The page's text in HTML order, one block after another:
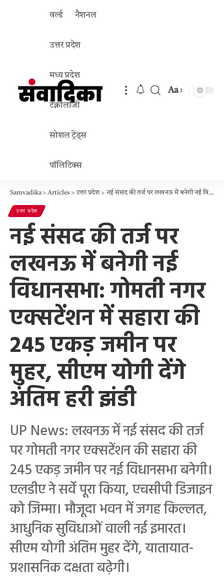
वर्ल्ड नैशनल
उत्तर प्रदेश
मध्य प्रदेश
टेक्नोलॉजी
सोशल ट्रेंड्स
पॉलिटिक्स
Aa
Samvadika>Articles >उत्तर प्रदेश>नई संसद की तर्ज पर लखनऊ में बनेगी नई विधानसभा: गोमती नगर एक्सटेंशन में सहारा की 245 एकड़ जमीन पर मुहर, सीएम योगी देंगे अंतिम हरी झंडी
उत्तर प्रदेश
नई संसद की तर्ज पर
लखनऊ में बनेगी नई
विधानसभा: गोमती नगर
एक्सटेंशन में सहारा की
245 एकड़ जमीन पर
मुहर, सीएम योगी देंगे
अंतिम हरी झंडी
UP News: लखनऊ में नई संसद की तर्ज
पर गोमती नगर एक्सटेंशन की सहारा की
245 एकड़ जमीन पर नई विधानसभा बनेगी।
एलडीए ने सर्वे पूरा किया, एचसीपी डिजाइन
को जिम्मा। मौजूदा भवन में जगह किल्लत,
आधुनिक सुविधाओं वाली नई इमारत।
सीएम योगी अंतिम मुहर देंगे, यातायात-
प्रशासनिक दक्षता बढ़ेगी।